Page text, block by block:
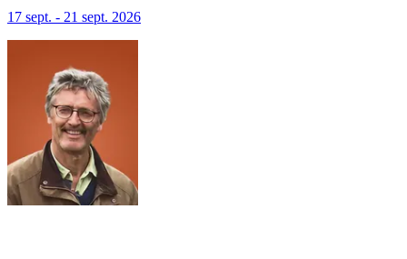
17 sept. - 21 sept. 2026